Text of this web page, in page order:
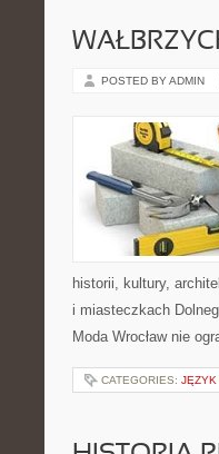
POSTED BY ADMIN
historii, kultury,
i miasteczkach
Moda Wrocław nie
CATEGORIES: JĘZYK